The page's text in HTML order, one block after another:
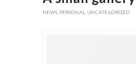
NEWS, PERSONAL UNCATEGORIZED